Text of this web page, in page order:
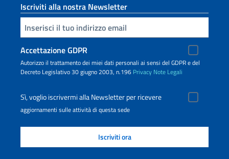
Iscriviti alla nostra Newsletter
Inserisci la tua email
Accettazione GDPR
Autorizzo il trattamento dei miei dati personali ai sensi del GDPR e del
Decreto Legislativo 30 giugno 2003, n.196 Privacy Note Legali
Sì, voglio iscrivermi alla Newsletter per ricevere
aggiornamenti sulle attività di questa sede